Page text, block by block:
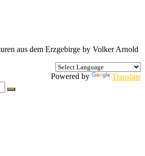
aus dem Erzgebirge by Volker Arnold
Powered by Translate